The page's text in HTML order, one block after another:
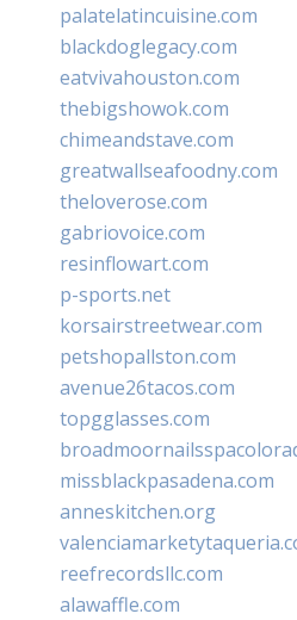
palatelatincuisine.com
blackdoglegacy.com
eatvivahouston.com
thebigshowok.com
chimeandstave.com
greatwallseafoodny.com
theloverose.com
gabriovoice.com
resinflowart.com
p-sports.net
korsairstreetwear.com
petshopallston.com
avenue26tacos.com
topgglasses.com
missblackpasadena.com
anneskitchen.org
reefrecordsllc.com
alawaffle.com